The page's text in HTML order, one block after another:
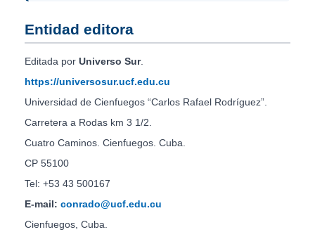
Entidad editora
Editada por Universo Sur.
https://universosur.ucf.edu.cu
Universidad de Cienfuegos “Carlos Rafael Rodríguez”.
Carretera a Rodas km 3 1/2.
Cuatro Caminos. Cienfuegos. Cuba.
CP 55100
Tel: +53 43 500167
E-mail: conrado@ucf.edu.cu
Cienfuegos, Cuba.